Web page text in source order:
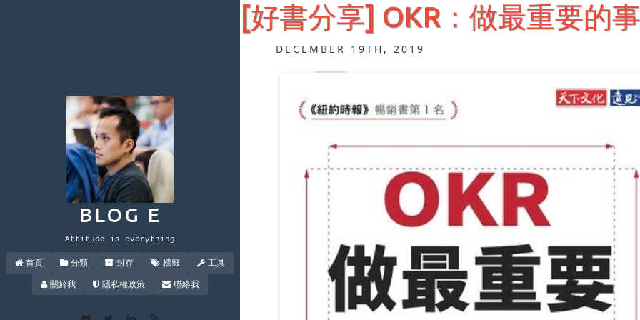
BLOG E
Attitude is everything
首頁 分類 封存 標籤
工具
關於我
隱私權政策 聯絡我
[好書分享] OKR：做最重要的事
DECEMBER 19TH, 2019